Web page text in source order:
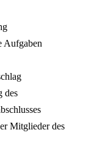
Aufgaben
des
Mitglieder des